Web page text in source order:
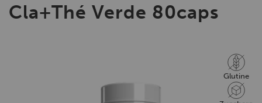
Cla+Thé Verde 80caps
Glutine